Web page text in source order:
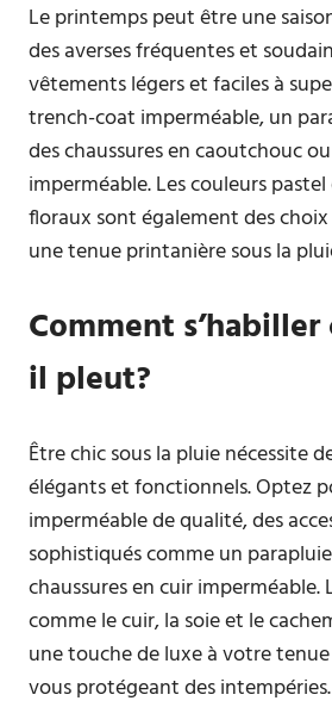
Le printemps peut être une
des averses fréquentes et
vêtements légers et faciles à
trench-coat imperméable, un
des chaussures en caoutchouc
imperméable. Les couleurs
floraux sont également des
une tenue printanière sous la
Comment
il pleut?
Être chic sous la pluie nécessite
élégants et fonctionnels. Optez
imperméable de qualité, des
sophistiqués comme un
chaussures en cuir imperméable.
comme le cuir, la soie et le
une touche de luxe à votre
vous protégeant des intempéries.